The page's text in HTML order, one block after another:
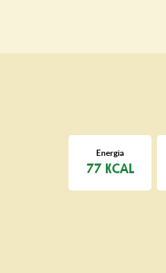
Energia
77 KCAL